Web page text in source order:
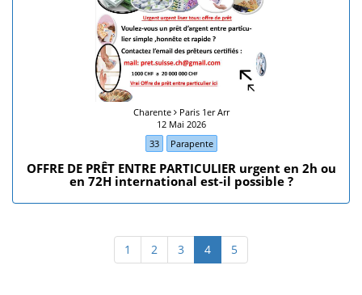
Charente Paris 1er Arr
12 Mai 2026
33
Parapente
OFFRE DE PRÊT ENTRE PARTICULIER urgent en 2h ou
en 72H international est-il possible ?
1 2 3 4 5